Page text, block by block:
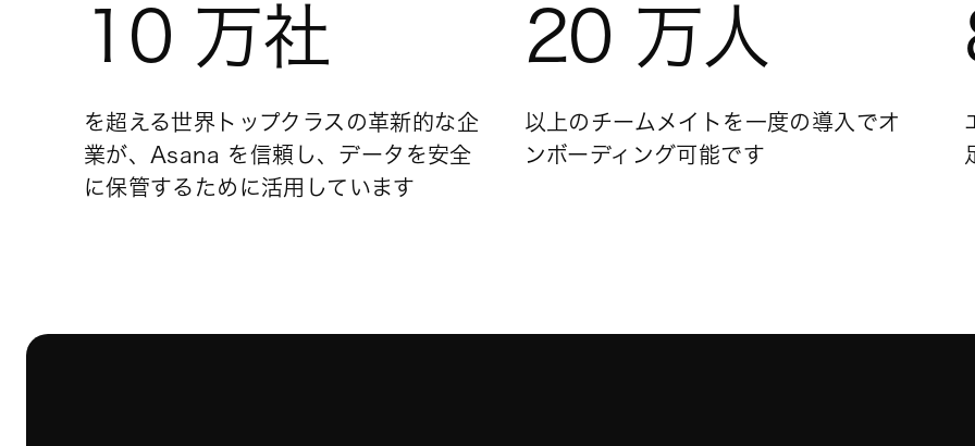
10 万社
を超える世界トップクラスの革新的な企
業が、Asana を信頼し、データを安全
に保管するために活用しています
20 万人
以上のチームメイトを一度の導入でオ
ンボーディング可能です